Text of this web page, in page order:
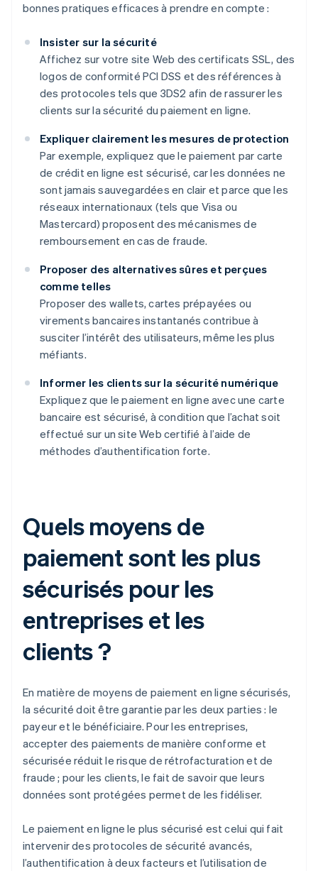
bonnes pratiques efficaces à prendre en compte :
Insister sur la sécurité
Affichez sur votre site Web des certificats SSL, des
logos de conformité PCI DSS et des références à
des protocoles tels que 3DS2 afin de rassurer les
clients sur la sécurité du paiement en ligne.
Expliquer clairement les mesures de protection
Par exemple, expliquez que le paiement par carte
de crédit en ligne est sécurisé, car les données ne
sont jamais sauvegardées en clair et parce que les
réseaux internationaux (tels que Visa ou
Mastercard) proposent des mécanismes de
remboursement en cas de fraude.
Proposer des alternatives sûres et perçues
comme telles
Proposer des wallets, cartes prépayées ou
virements bancaires instantanés contribue à
susciter l’intérêt des utilisateurs, même les plus
méfiants.
Informer les clients sur la sécurité numérique
Expliquez que le paiement en ligne avec une carte
bancaire est sécurisé, à condition que l’achat soit
effectué sur un site Web certifié à l’aide de
méthodes d’authentification forte.
Quels moyens de
paiement sont les plus
sécurisés pour les
entreprises et les
clients ?
En matière de moyens de paiement en ligne sécurisés,
la sécurité doit être garantie par les deux parties : le
payeur et le bénéficiaire. Pour les entreprises,
accepter des paiements de manière conforme et
sécurisée réduit le risque de rétrofacturation et de
fraude ; pour les clients, le fait de savoir que leurs
données sont protégées permet de les fidéliser.
Le paiement en ligne le plus sécurisé est celui qui fait
intervenir des protocoles de sécurité avancés,
l’authentification à deux facteurs et l’utilisation de